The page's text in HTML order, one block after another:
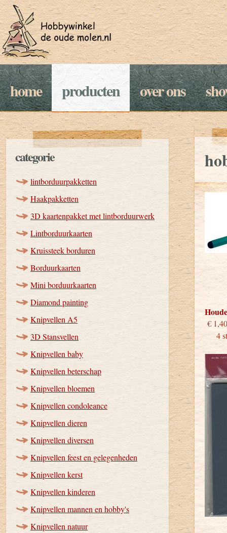
home producten over ons
categorie
lintborduurpakketten
Haakpakketten
3D kaartenpakket met lintborduurwerk
Lintborduurkaarten
Kruissteek borduren
Borduurkaarten
Mini borduurkaarten
Diamond painting
Knipvellen A5
3D Stansvellen
Knipvellen baby
Knipvellen beterschap
Knipvellen bloemen
Knipvellen condoleance
Knipvellen dieren
Knipvellen diversen
Knipvellen feest en gelegenheden
Knipvellen kerst
Knipvellen kinderen
Knipvellen mannen en hobby's
Knipvellen natuur
4